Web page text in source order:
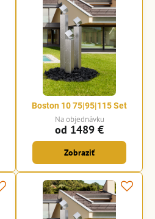
Boston 10 75|95|115 Set
Na objednávku
od 1489 €
Zobraziť